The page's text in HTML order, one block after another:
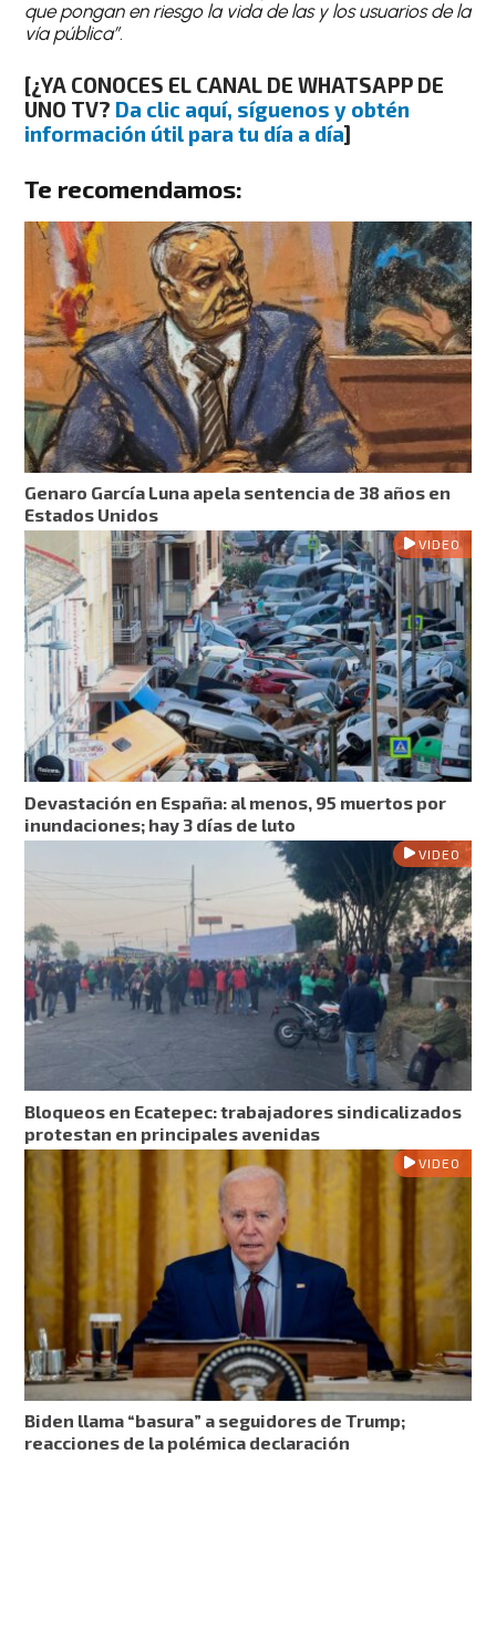
que pongan en riesgo la vida de las y los usuarios de la
vía pública”.
[¿YA CONOCES EL CANAL DE WHATSAPP DE
UNO TV? Da clic aquí, síguenos y obtén
información útil para tu día a día]
Te recomendamos:
Genaro García Luna apela sentencia de 38 años en
Estados Unidos
VIDEO
Devastación en España: al menos, 95 muertos por
inundaciones; hay 3 días de luto
VIDEO
Bloqueos en Ecatepec: trabajadores sindicalizados
protestan en principales avenidas
VIDEO
Biden llama “basura” a seguidores de Trump;
reacciones de la polémica declaración